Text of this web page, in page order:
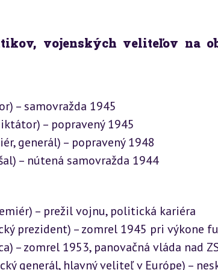
vojenských veliteľov na
– samovražda 1945
– popravený 1945
generál) – popravený 1948
– nútená samovražda 1944
– prežil vojnu, politická kariéra
prezident) – zomrel 1945 pri výkone
– zomrel 1953, panovačná vláda nad
generál, hlavný veliteľ v Európe) –